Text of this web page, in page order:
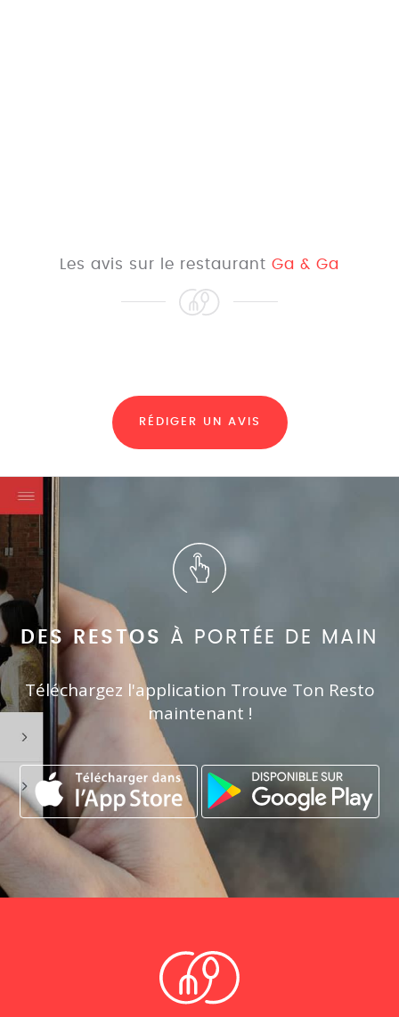
Les avis sur le restaurant Ga & Ga
RÉDIGER UN AVIS
DES RESTOS À PORTÉE DE MAIN
Téléchargez l'application Trouve Ton Resto
maintenant !